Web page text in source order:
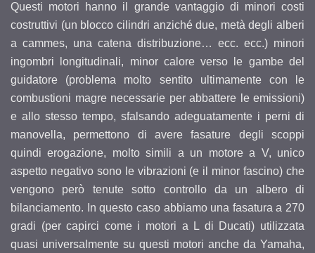
Questi motori hanno il grande vantaggio di minori costi
costruttivi (un blocco cilindri anziché due, metà degli alberi
a cammes, una catena distribuzione… ecc. ecc.) minori
ingombri longitudinali, minor calore verso le gambe del
guidatore (problema molto sentito ultimamente con le
combustioni magre necessarie per abbattere le emissioni)
e allo stesso tempo, sfalsando adeguatamente i perni di
manovella, permettono di avere fasature degli scoppi
quindi erogazione, molto simili a un motore a V, unico
aspetto negativo sono le vibrazioni (e il minor fascino) che
vengono però tenute sotto controllo da un albero di
bilanciamento. In questo caso abbiamo una fasatura a 270
gradi (per capirci come i motori a L di Ducati) utilizzata
quasi universalmente su questi motori anche da Yamaha,